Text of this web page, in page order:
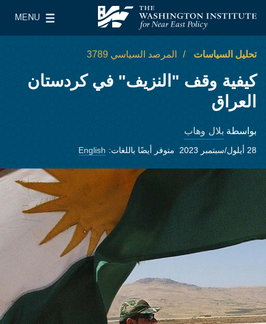
معهد واشنطن لسياسات الشرق الأدنى
MENU
Main Menu
تحليل السياسات المرصد السياسي 3789
كيفية وقف "النزيف" في كردستان
العراق
بواسطة بلال وهاب
28 أيلول/سبتمبر 2023 متوفر أيضًا باللغات: English